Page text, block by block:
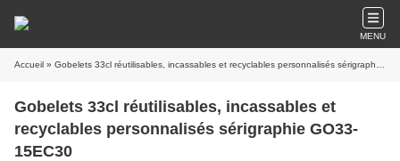
MENU
Accueil » Gobelets 33cl réutilisables, incassables et recyclables personnalisés sérigraphie GO33-15EC30
Gobelets 33cl réutilisables, incassables et
recyclables personnalisés sérigraphie GO33-
15EC30